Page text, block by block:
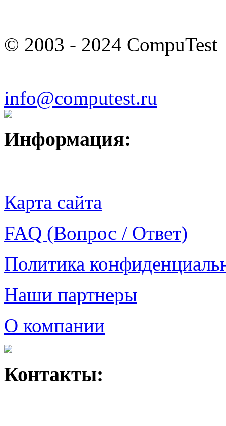
© 2003 - 2024 CompuTest
info@computest.ru
Информация:
Карта сайта
FAQ (Вопрос / Ответ)
Политика
Наши партнеры
О компании
Контакты: